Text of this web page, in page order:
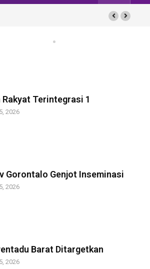
Rakyat Terintegrasi 1
2026
Gorontalo Genjot Inseminasi
2026
Barat Ditargetkan
2026